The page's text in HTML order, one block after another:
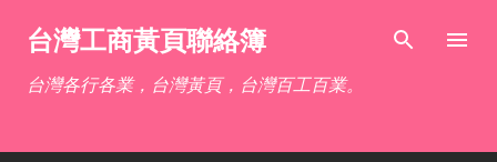
跳到主要內容
台灣工商黃頁聯絡簿
台灣各行各業，台灣黃頁，台灣百工百業。